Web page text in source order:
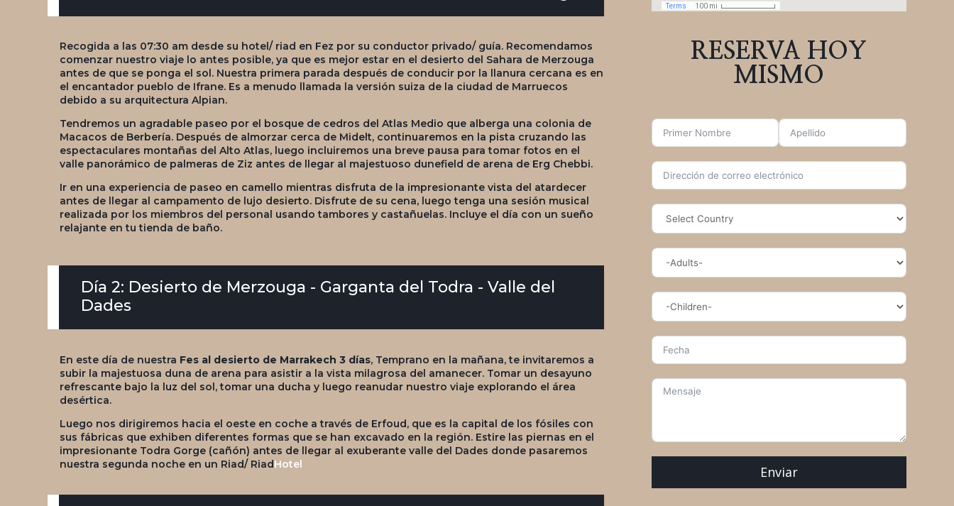
Recogida a las 07:30 am desde su hotel/ riad en Fez por su conductor privado/ guía. Recomendamos
comenzar nuestro viaje lo antes posible, ya que es mejor estar en el desierto del Sahara de Merzouga
antes de que se ponga el sol. Nuestra primera parada después de conducir por la llanura cercana es en
el encantador pueblo de Ifrane. Es a menudo llamada la versión suiza de la ciudad de Marruecos
debido a su arquitectura Alpian.
Tendremos un agradable paseo por el bosque de cedros del Atlas Medio que alberga una colonia de
Macacos de Berbería. Después de almorzar cerca de Midelt, continuaremos en la pista cruzando las
espectaculares montañas del Alto Atlas, luego incluiremos una breve pausa para tomar fotos en el
valle panorámico de palmeras de Ziz antes de llegar al majestuoso dunefield de arena de Erg Chebbi.
Ir en una experiencia de paseo en camello mientras disfruta de la impresionante vista del atardecer
antes de llegar al campamento de lujo desierto. Disfrute de su cena, luego tenga una sesión musical
realizada por los miembros del personal usando tambores y castañuelas. Incluye el día con un sueño
relajante en tu tienda de baño.
Día 2: Desierto de Merzouga - Garganta del Todra - Valle del
Dades
En este día de nuestra Fes al desierto de Marrakech 3 días, Temprano en la mañana, te invitaremos a
subir la majestuosa duna de arena para asistir a la vista milagrosa del amanecer. Tomar un desayuno
refrescante bajo la luz del sol, tomar una ducha y luego reanudar nuestro viaje explorando el área
desértica.
Luego nos dirigiremos hacia el oeste en coche a través de Erfoud, que es la capital de los fósiles con
sus fábricas que exhiben diferentes formas que se han excavado en la región. Estire las piernas en el
impresionante Todra Gorge (cañón) antes de llegar al exuberante valle del Dades donde pasaremos
nuestra segunda noche en un Riad/ RiadHotel
RESERVA HOY
MISMO
Enviar